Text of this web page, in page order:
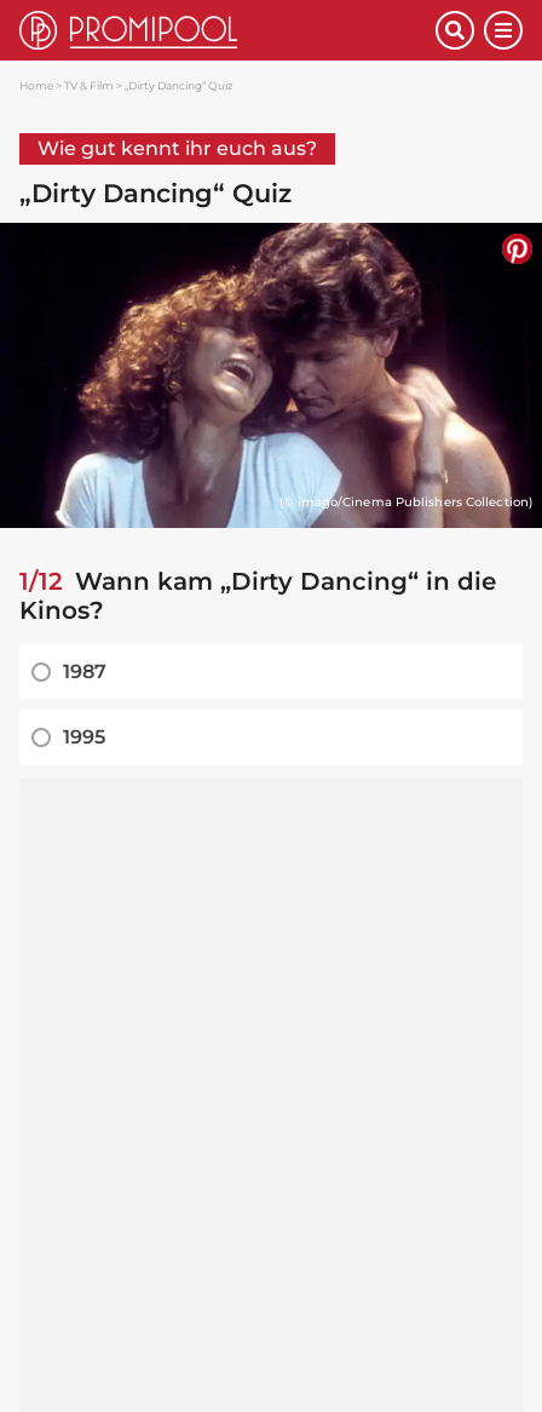
Home TV & Film „Dirty Dancing“ Quiz
Wie gut kennt ihr euch aus?
„Dirty Dancing“ Quiz
(© imago/Cinema Publishers Collection)
1/12 Wann kam „Dirty Dancing“ in die
Kinos?
1987
1995